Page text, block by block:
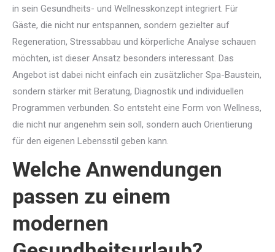
in sein Gesundheits- und Wellnesskonzept integriert. Für
Gäste, die nicht nur entspannen, sondern gezielter auf
Regeneration, Stressabbau und körperliche Analyse schauen
möchten, ist dieser Ansatz besonders interessant. Das
Angebot ist dabei nicht einfach ein zusätzlicher Spa-Baustein,
sondern stärker mit Beratung, Diagnostik und individuellen
Programmen verbunden. So entsteht eine Form von Wellness,
die nicht nur angenehm sein soll, sondern auch Orientierung
für den eigenen Lebensstil geben kann.
Welche Anwendungen
passen zu einem
modernen